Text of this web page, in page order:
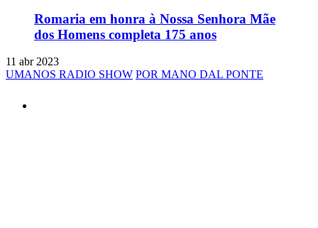
Romaria em honra à Nossa Senhora Mãe
dos Homens completa 175 anos
11 abr 2023
UMANOS RADIO SHOW POR MANO DAL PONTE